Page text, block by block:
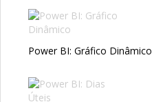
Power BI: Gráfico Dinâmico